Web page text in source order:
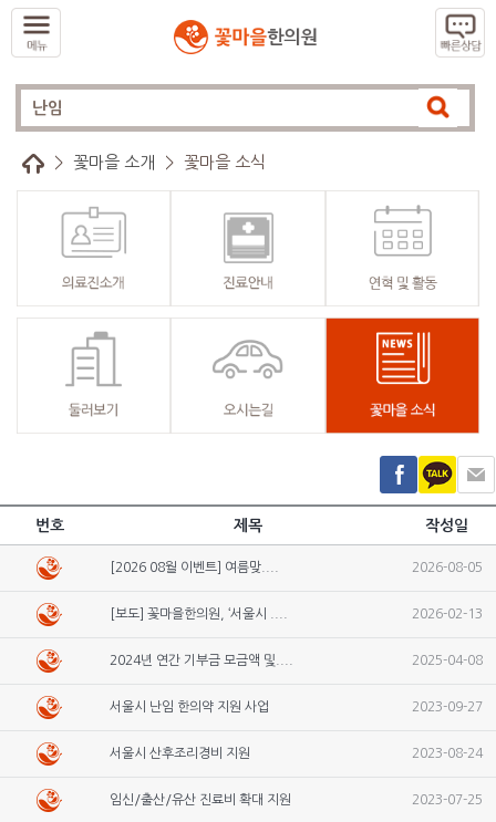
> 꽃마을 소개 > 꽃마을 소식
번호 제목 작성일
[2026 08월 이벤트] 여름맞.... 2026-08-05
[보도] 꽃마을한의원, ‘서울시 .... 2026-02-13
2024년 연간 기부금 모금액 및.... 2025-04-08
서울시 난임 한의약 지원 사업 2023-09-27
서울시 산후조리경비 지원 2023-08-24
임신/출산/유산 진료비 확대 지원 2023-07-25